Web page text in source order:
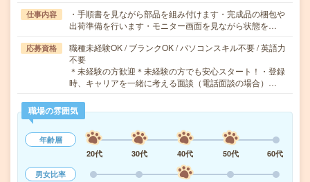
仕事内容
・手順書を見ながら部品を組み付けます・完成品の梱包や
出荷準備を行います・モニター画面を見ながら状態を…
応募資格
職種未経験OK / ブランクOK / パソコンスキル不要 / 英語力
不要
＊未経験の方歓迎＊未経験の方でも安心スタート！・登録
時、キャリアを一緒に考える面談（電話面談の場合）…
職場の雰囲気
年齢層
20代
30代 40代 50代
60代
男女比率